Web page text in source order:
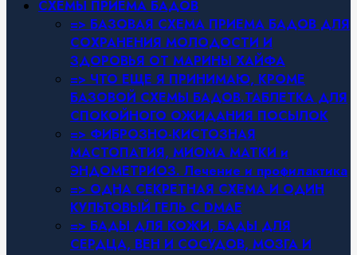
СХЕМЫ ПРИЕМА БАДОВ
=> БАЗОВАЯ СХЕМА ПРИЕМА БАДОВ ДЛЯ
СОХРАНЕНИЯ МОЛОДОСТИ И
ЗДОРОВЬЯ ОТ МАРИНЫ ХАЙФА
=> ЧТО ЕЩЕ Я ПРИНИМАЮ, КРОМЕ
БАЗОВОЙ СХЕМЫ БАДОВ.ТАБЛЕТКА ДЛЯ
СПОКОЙНОГО ОЖИДАНИЯ ПОСЫЛОК
=> ФИБРОЗНО-КИСТОЗНАЯ
МАСТОПАТИЯ, МИОМА МАТКИ и
ЭНДОМЕТРИОЗ. Лечение и профилактика
=> ОДНА СЕКРЕТНАЯ СХЕМА И ОДИН
КУЛЬТОВЫЙ ГЕЛЬ С DMAE
=> БАДЫ ДЛЯ КОЖИ, БАДЫ ДЛЯ
СЕРДЦА, ВЕН И СОСУДОВ, МОЗГА И